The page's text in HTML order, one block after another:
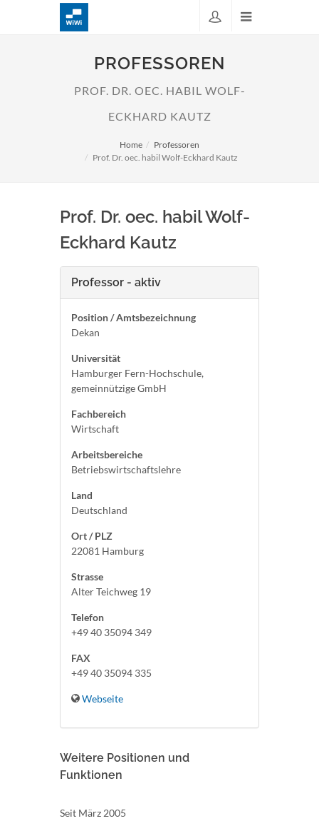
PROFESSOREN
PROF. DR. OEC. HABIL WOLF-
ECKHARD KAUTZ
Home
Professoren
Prof. Dr. oec. habil Wolf-Eckhard Kautz
Prof. Dr. oec. habil Wolf-
Eckhard Kautz
Professor - aktiv
Position / Amtsbezeichnung
Dekan
Universität
Hamburger Fern-Hochschule,
gemeinnützige GmbH
Fachbereich
Wirtschaft
Arbeitsbereiche
Betriebswirtschaftslehre
Land
Deutschland
Ort / PLZ
22081 Hamburg
Strasse
Alter Teichweg 19
Telefon
+49 40 35094 349
FAX
+49 40 35094 335
Webseite
Weitere Positionen und
Funktionen
Seit März 2005